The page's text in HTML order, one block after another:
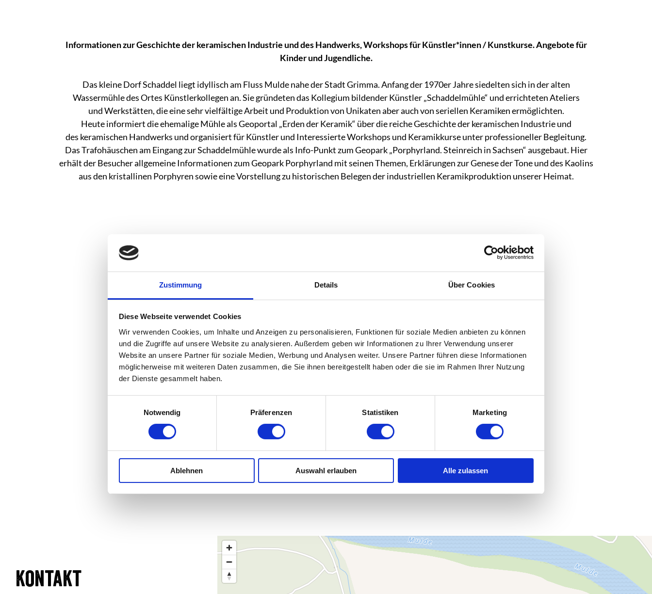
Zustimmung Details Über Cookies
Diese Webseite verwendet Cookies
Wir verwenden Cookies, um Inhalte und Anzeigen zu personalisieren, Funktionen für soziale Medien anbieten zu können
und die Zugriffe auf unsere Website zu analysieren. Außerdem geben wir Informationen zu Ihrer Verwendung unserer
Website an unsere Partner für soziale Medien, Werbung und Analysen weiter. Unsere Partner führen diese Informationen
möglicherweise mit weiteren Daten zusammen, die Sie ihnen bereitgestellt haben oder die sie im Rahmen Ihrer Nutzung
der Dienste gesammelt haben.
g
Notwendig Präferenzen Statistiken Marketing
Ablehnen Auswahl erlauben Alle zulassen
Informationen zur Geschichte der keramischen Industrie und des Handwerks, Workshops für Künstler*innen / Kunstkurse. Angebote für
Kinder und Jugendliche.
Das kleine Dorf Schaddel liegt idyllisch am Fluss Mulde nahe der Stadt Grimma. Anfang der 1970er Jahre siedelten sich in der alten
Wassermühle des Ortes Künstlerkollegen an. Sie gründeten das Kollegium bildender Künstler „Schaddelmühle“ und errichteten Ateliers
und Werkstätten, die eine sehr vielfältige Arbeit und Produktion von Unikaten aber auch von seriellen Keramiken ermöglichten.
Heute informiert die ehemalige Mühle als Geoportal „Erden der Keramik“ über die reiche Geschichte der keramischen Industrie und
des keramischen Handwerks und organisiert für Künstler und Interessierte Workshops und Keramikkurse unter professioneller Begleitung.
Das Trafohäuschen am Eingang zur Schaddelmühle wurde als Info-Punkt zum Geopark „Porphyrland. Steinreich in Sachsen“ ausgebaut. Hier
erhält der Besucher allgemeine Informationen zum Geopark Porphyrland mit seinen Themen, Erklärungen zur Genese der Tone und des Kaolins
aus den kristallinen Porphyren sowie eine Vorstellung zu historischen Belegen der industriellen Keramikproduktion unserer Heimat.
Kontakt